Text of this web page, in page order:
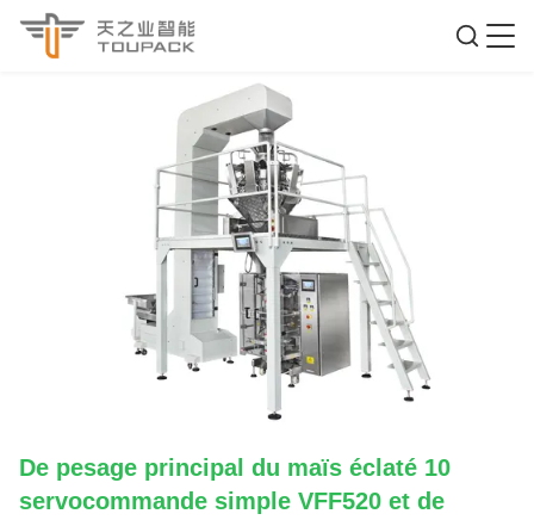
De pesage principal du maïs éclaté 10
servocommande simple VFF520 et de